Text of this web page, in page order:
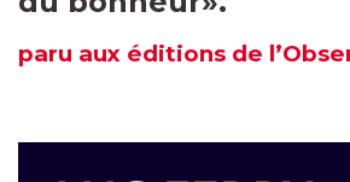
paru aux éditions de